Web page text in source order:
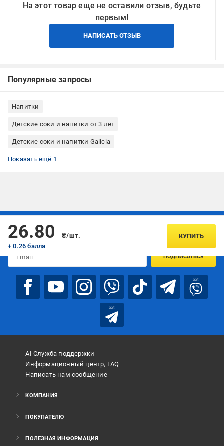
На этот товар еще не оставили отзыв, будьте
первым!
НАПИСАТЬ ОТЗЫВ
Популярные запросы
Напитки
Детские соки и напитки от 3 лет
Детские соки и напитки Galicia
Детские соки без сахара
Показать ещё 1
26.80
₴/шт.
+ 0.26 балла
КУПИТЬ
Подписывайтесь, чтобы узнавать первым об акцияx и
ПОДПИСАТЬСЯ
bot
bot
AI Служба поддержки
Информационный центр, FAQ
Написать нам сообщение
КОМПАНИЯ
ПОКУПАТЕЛЮ
ПОЛЕЗНАЯ ИНФОРМАЦИЯ